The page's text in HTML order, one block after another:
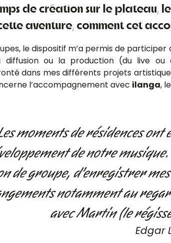
de création sur le
aventure, comment cet
le dispositif m’a permis de participer
ou la production (du live ou
dans mes différents projets
l’accompagnement avec ilanga,
moments de résidences
de notre
de groupe, d’enregistrer
notamment au
avec Martin (le
Edgar